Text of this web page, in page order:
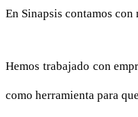
En Sinapsis contamos con
Hemos trabajado con
como herramienta para que